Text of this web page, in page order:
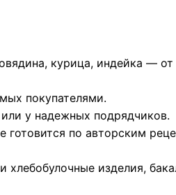
курица, индейка —
покупателями.
у надежных подрядчиков.
по авторским
изделия,